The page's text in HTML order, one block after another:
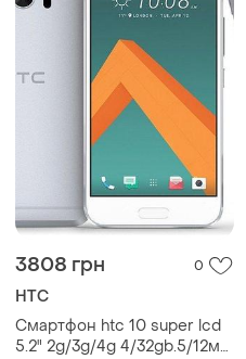
3808 грн 0
HTC
Смартфон htc 10 super lcd
5.2" 2g/3g/4g 4/32gb.5/12мп